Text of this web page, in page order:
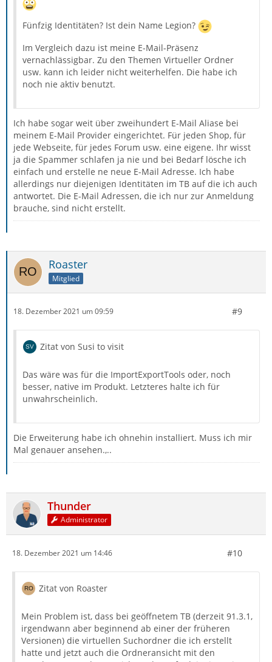
Fünfzig Identitäten? Ist dein Name Legion?
Im Vergleich dazu ist meine E-Mail-Präsenz
vernachlässigbar. Zu den Themen Virtueller Ordner
usw. kann ich leider nicht weiterhelfen. Die habe ich
noch nie aktiv benutzt.
Ich habe sogar weit über zweihundert E-Mail Aliase bei
meinem E-Mail Provider eingerichtet. Für jeden Shop, für
jede Webseite, für jedes Forum usw. eine eigene. Ihr wisst
ja die Spammer schlafen ja nie und bei Bedarf lösche ich
einfach und erstelle ne neue E-Mail Adresse. Ich habe
allerdings nur diejenigen Identitäten im TB auf die ich auch
antwortet. Die E-Mail Adressen, die ich nur zur Anmeldung
brauche, sind nicht erstellt.
Roaster
Mitglied
18. Dezember 2021 um 09:59 #9
Zitat von Susi to visit
Das wäre was für die ImportExportTools oder, noch
besser, native im Produkt. Letzteres halte ich für
unwahrscheinlich.
Die Erweiterung habe ich ohnehin installiert. Muss ich mir
Mal genauer ansehen.,..
Thunder
Administrator
18. Dezember 2021 um 14:46 #10
Zitat von Roaster
Mein Problem ist, dass bei geöffnetem TB (derzeit 91.3.1,
irgendwann aber beginnend ab einer der früheren
Versionen) die virtuellen Suchordner die ich erstellt
hatte und jetzt auch die Ordneransicht mit den